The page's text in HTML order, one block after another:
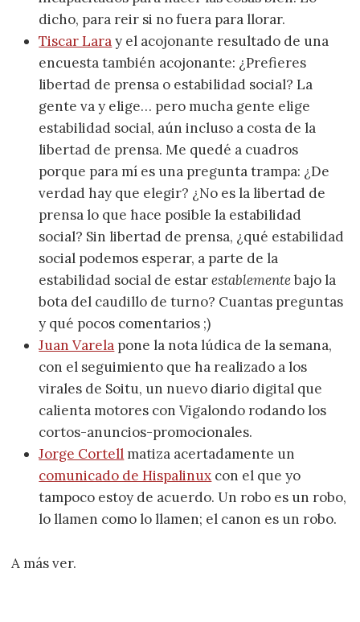
dicho, para reir si no fuera para llorar.
Tiscar Laray el acojonante resultado de una
encuesta también acojonante: ¿Prefieres
libertad de prensa o estabilidad social? La
gente va y elige… pero mucha gente elige
estabilidad social, aún incluso a costa de la
libertad de prensa. Me quedé a cuadros
porque para mí es una pregunta trampa: ¿De
verdad hay que elegir? ¿No es la libertad de
prensa lo que hace posible la estabilidad
social? Sin libertad de prensa, ¿qué estabilidad
social podemos esperar, a parte de la
estabilidad social de estarestablementebajo la
bota del caudillo de turno? Cuantas preguntas
y qué pocos comentarios ;)
Juan Varela pone la nota lúdica de la semana,
con el seguimiento que ha realizado a los
virales de Soitu, un nuevo diario digital que
calienta motores con Vigalondo rodando los
cortos-anuncios-promocionales.
Jorge Cortell matiza acertadamente un
comunicado de Hispalinux con el que yo
tampoco estoy de acuerdo. Un robo es un robo,
lo llamen como lo llamen; el canon es un robo.
A más ver.